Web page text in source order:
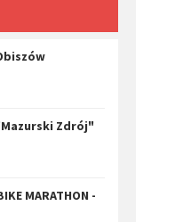
Zdrój"
MARATHON -